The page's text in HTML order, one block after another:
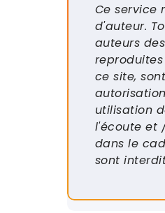
Ce service
d'auteur.
auteurs
ce site,
utilisation
l'écoute et
dans le
sont